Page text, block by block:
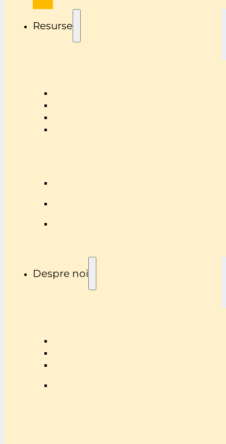
Resurse
Despre noi